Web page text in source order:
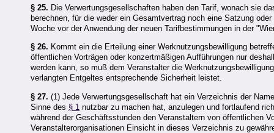
§ 25. Die Verwertungsgesellschaften haben den Tarif, wonach sie
berechnen, für die weder ein Gesamtvertrag noch eine Satzung
Woche vor der Anwendung der neuen Tarifbestimmungen in der
§ 26. Kommt ein die Erteilung einer Werknutzungsbewilligung
öffentlichen Vorträgen oder konzertmäßigen Aufführungen nur
werden kann, so muß dem Veranstalter die
verlangten Entgeltes entsprechende Sicherheit leistet.
§ 27. (1) Jede Verwertungsgesellschaft hat ein Verzeichnis der
Sinne des § 1 nutzbar zu machen hat, anzulegen und fortlaufend
während der Geschäftsstunden den Veranstaltern von öffentlichen
Veranstalterorganisationen Einsicht in dieses Verzeichnis zu